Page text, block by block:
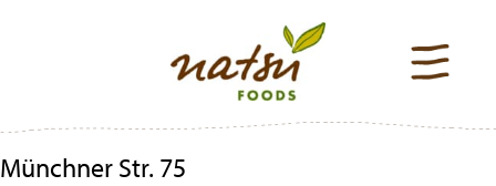
Münchner Str. 75